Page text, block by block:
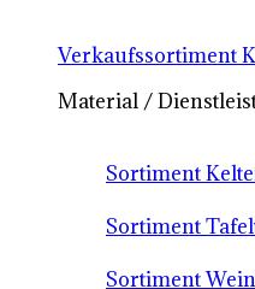
Verkaufssortiment
Material /
Sortiment
Sortiment
Sortiment